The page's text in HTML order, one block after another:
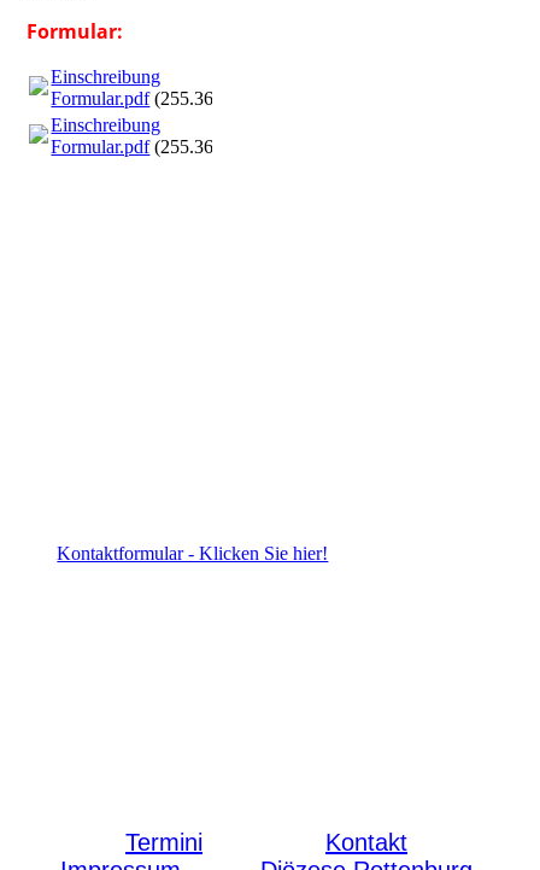
Formular:
Einschreibung
Formular.pdf(255.36KB)
Einschreibung
Formular.pdf(255.36KB)
Kontaktformular - Klicken Sie hier!
Termini
Kontakt